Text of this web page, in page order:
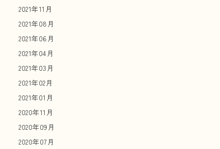
2021年11月
2021年08月
2021年06月
2021年04月
2021年03月
2021年02月
2021年01月
2020年11月
2020年09月
2020年07月